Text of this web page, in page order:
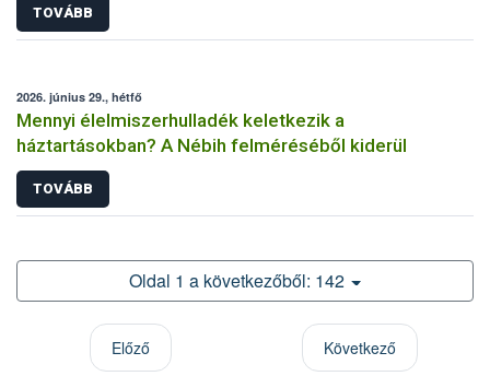
TOVÁBB
2026. június 29., hétfő
Mennyi élelmiszerhulladék keletkezik a
háztartásokban? A Nébih felméréséből kiderül
TOVÁBB
Oldal 1 a következőből: 142
Előző
Következő